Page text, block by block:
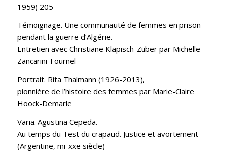
1959) 205
Témoignage. Une communauté de femmes en prison
pendant la guerre d’Algérie.
Entretien avec Christiane Klapisch-Zuber par Michelle
Zancarini-Fournel
Portrait. Rita Thalmann (1926-2013),
pionnière de l’histoire des femmes par Marie-Claire
Hoock-Demarle
Varia. Agustina Cepeda.
Au temps du Test du crapaud. Justice et avortement
(Argentine, mi-xxe siècle)